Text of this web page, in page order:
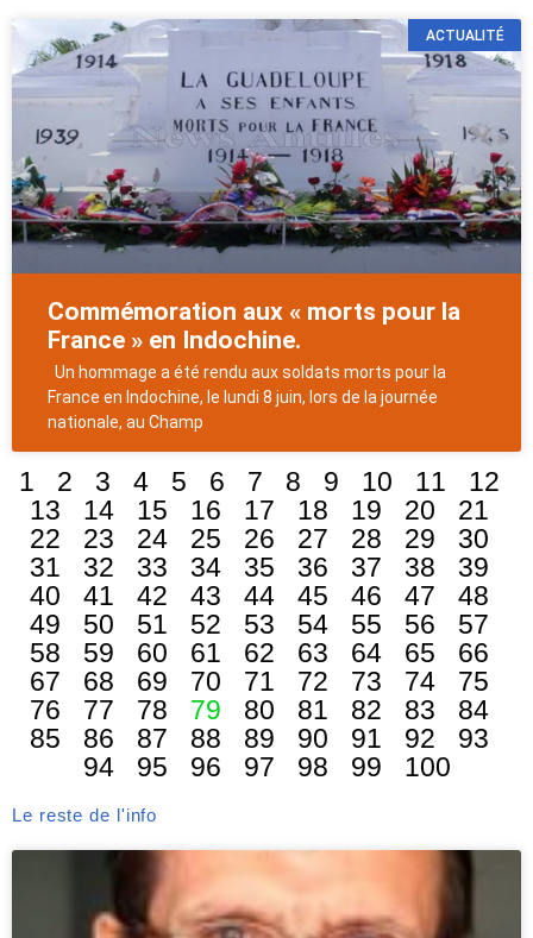
ACTUALITÉ
Commémoration aux « morts pour la
France » en Indochine.
Un hommage a été rendu aux soldats morts pour la
France en Indochine, le lundi 8 juin, lors de la journée
nationale, au Champ
1 2 3 4 5 6 7 8 9 10 11
12
13
14 15 16 17 18 19 20
21
22
23 24 25 26 27 28 29
30
31
32 33 34 35 36 37 38
39
40
41 42 43 44 45 46 47
48
49
50 51 52 53 54 55 56
57
58
59 60 61 62 63 64 65
66
67
68 69 70 71 72 73 74
75
76
77 78 79 80 81 82 83
84
85
86 87 88 89 90 91 92
93
94
95 96 97 98 99 100
Le reste de l'info